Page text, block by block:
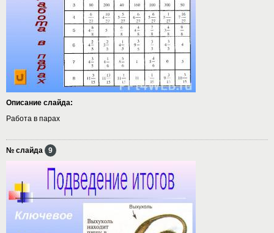
Описание слайда:
Работа в парах
№ слайда 9